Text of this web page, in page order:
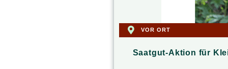
VOR ORT
Saatgut-Aktion für